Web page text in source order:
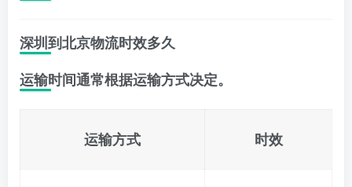
深圳到北京物流时效多久
运输时间通常根据运输方式决定。
运输方式 时效